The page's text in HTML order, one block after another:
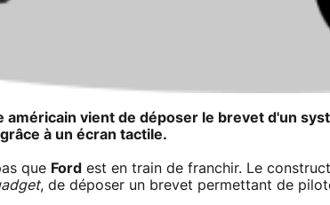
américain vient de déposer le brevet d'un
à un écran tactile.
que Ford est en train de franchir. Le
, de déposer un brevet permettant de